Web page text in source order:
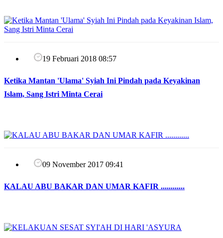
19 Februari 2018 08:57
Ketika Mantan 'Ulama' Syiah Ini Pindah pada Keyakinan
Islam, Sang Istri Minta Cerai
09 November 2017 09:41
KALAU ABU BAKAR DAN UMAR KAFIR ............